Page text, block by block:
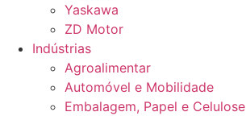
Yaskawa
ZD Motor
Indústrias
Agroalimentar
Automóvel e Mobilidade
Embalagem, Papel e Celulose